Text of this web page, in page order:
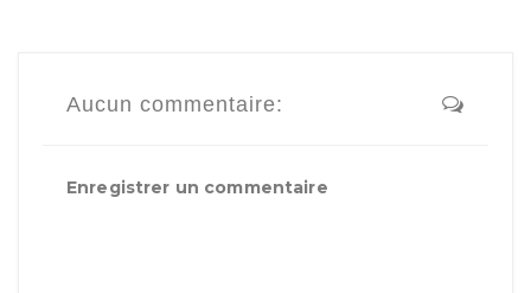
Aucun commentaire:
Enregistrer un commentaire